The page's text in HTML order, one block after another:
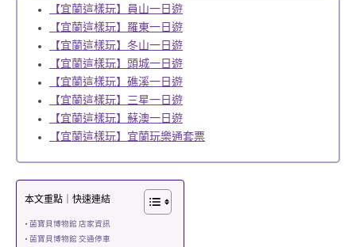
【宜蘭這樣玩】員山一日遊
【宜蘭這樣玩】羅東一日遊
【宜蘭這樣玩】冬山一日遊
【宜蘭這樣玩】頭城一日遊
【宜蘭這樣玩】礁溪一日遊
【宜蘭這樣玩】三星一日遊
【宜蘭這樣玩】蘇澳一日遊
【宜蘭這樣玩】宜蘭玩樂通套票
本文重點｜快速連結
菌寶貝博物館 店家資訊
菌寶貝博物館 交通停車